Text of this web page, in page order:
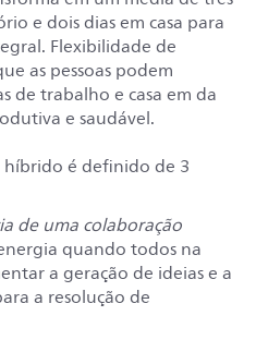
e dois dias em casa para
Flexibilidade de
as pessoas podem
de trabalho e casa em da
e saudável.
é definido de 3
de uma colaboração
quando todos na
a geração de ideias e a
a resolução de